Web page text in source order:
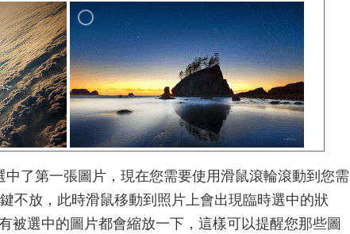
了第一張圖片，現在您需要使用滑鼠滾輪滾動到您需
不放，此時滑鼠移動到照片上會出現臨時選中的狀
被選中的圖片都會縮放一下，這樣可以提醒您那些圖